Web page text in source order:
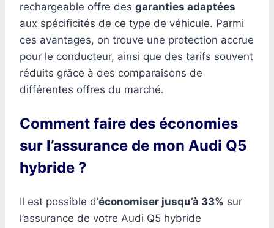
rechargeable offre des garanties adaptées
aux spécificités de ce type de véhicule. Parmi
ces avantages, on trouve une protection accrue
pour le conducteur, ainsi que des tarifs souvent
réduits grâce à des comparaisons de
différentes offres du marché.
Comment faire des économies
sur l’assurance de mon Audi Q5
hybride ?
Il est possible d’économiser jusqu’à 33% sur
l’assurance de votre Audi Q5 hybride